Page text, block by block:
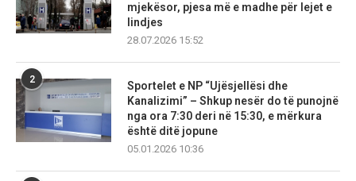
mjekësor, pjesa më e madhe për lejet e
lindjes
28.07.2026 15:52
2
Sportelet e NP “Ujësjellësi dhe
Kanalizimi” – Shkup nesër do të punojnë
nga ora 7:30 deri në 15:30, e mërkura
është ditë jopune
05.01.2026 10:36